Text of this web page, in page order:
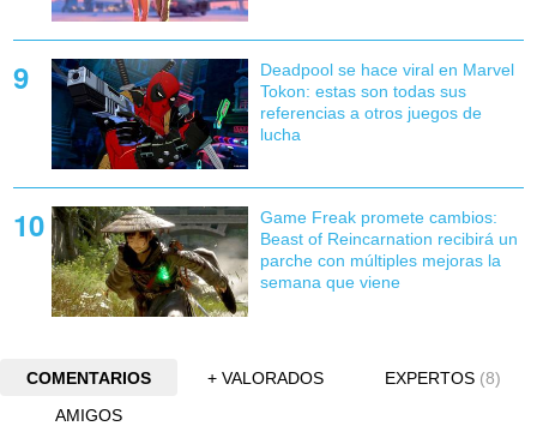
Deadpool se hace viral en Marvel
Tokon: estas son todas sus
referencias a otros juegos de
lucha
Game Freak promete cambios:
Beast of Reincarnation recibirá un
parche con múltiples mejoras la
semana que viene
COMENTARIOS + VALORADOS EXPERTOS (8)
AMIGOS